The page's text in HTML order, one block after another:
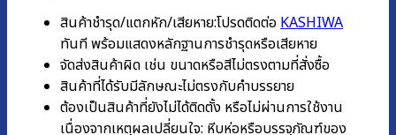
สินค้าชำรุด/แตกหัก/เสียหาย:โปรดติดต่อ KASHIWA
ทันที พร้อมแสดงหลักฐานการชํารุดหรือเสียหาย
จัดส่งสินค้าผิด เช่น ขนาดหรือสีไม่ตรงตามที่สั่งซื้อ
สินค้าที่ได้รับมีลักษณะไม่ตรงกับคำบรรยาย
ต้องเป็นสินค้าที่ยังไม่ได้ติดตั้ง หรือไม่ผ่านการใช้งาน
เนื่องจากเหตุผลเปลี่ยนใจ: หีบห่อหรือบรรจุภัณฑ์ของ